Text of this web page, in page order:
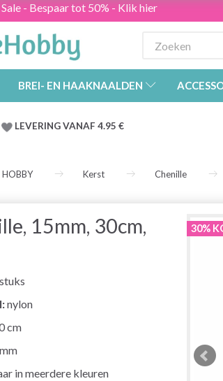
- Bespaar tot 50% - Klik hier
BREI- EN HAAKNAALDEN
LEVERING VANAF 4.95 €
HOBBY Kerst Chenille
15mm, 30cm,
nylon
cm
in meerdere kleuren
30%